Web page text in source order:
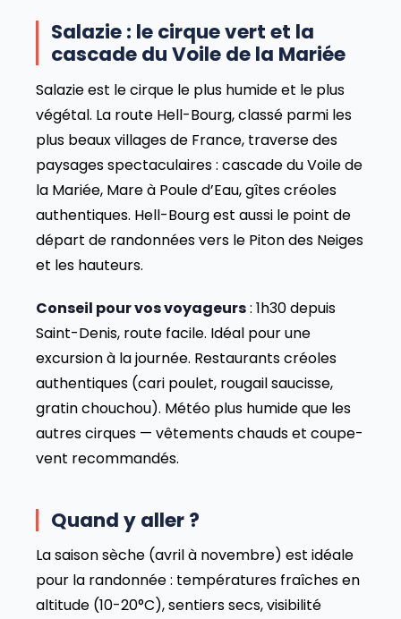
Salazie : le cirque vert et la
cascade du Voile de la Mariée
Salazie est le cirque le plus humide et le plus
végétal. La route Hell-Bourg, classé parmi les
plus beaux villages de France, traverse des
paysages spectaculaires : cascade du Voile de
la Mariée, Mare à Poule d’Eau, gîtes créoles
authentiques. Hell-Bourg est aussi le point de
départ de randonnées vers le Piton des Neiges
et les hauteurs.
Conseil pour vos voyageurs: 1h30 depuis
Saint-Denis, route facile. Idéal pour une
excursion à la journée. Restaurants créoles
authentiques (cari poulet, rougail saucisse,
gratin chouchou). Météo plus humide que les
autres cirques — vêtements chauds et coupe-
vent recommandés.
Quand y aller ?
La saison sèche (avril à novembre) est idéale
pour la randonnée : températures fraîches en
altitude (10-20°C), sentiers secs, visibilité